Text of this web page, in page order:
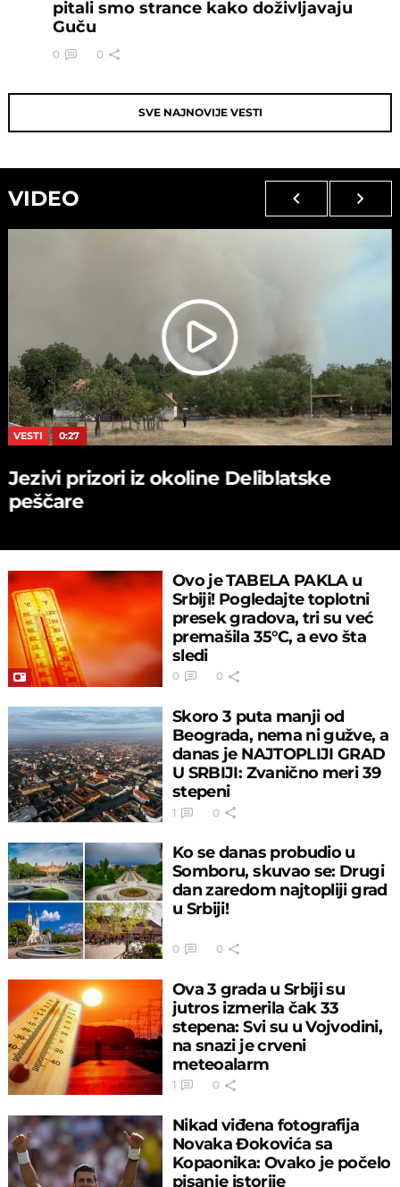
pitali smo strance kako doživljavaju
Guču
0 0
SVE NAJNOVIJE VESTI
VIDEO
VESTI 0:27
Jezivi prizori iz okoline Deliblatske
peščare
Ovo je TABELA PAKLA u
Srbiji! Pogledajte toplotni
presek gradova, tri su već
premašila 35°C, a evo šta
sledi
0 0
Skoro 3 puta manji od
Beograda, nema ni gužve, a
danas je NAJTOPLIJI GRAD
U SRBIJI: Zvanično meri 39
stepeni
1 0
Ko se danas probudio u
Somboru, skuvao se: Drugi
dan zaredom najtopliji grad
u Srbiji!
0 0
Ova 3 grada u Srbiji su
jutros izmerila čak 33
stepena: Svi su u Vojvodini,
na snazi je crveni
meteoalarm
1 0
Nikad viđena fotografija
Novaka Đokovića sa
Kopaonika: Ovako je počelo
pisanje istorije